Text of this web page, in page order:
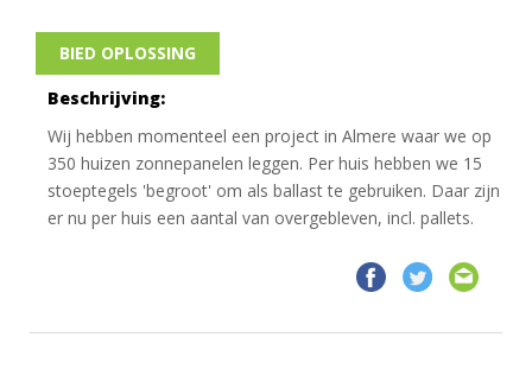
BIED OPLOSSING
Beschrijving:
Wij hebben momenteel een project in Almere waar we op
350 huizen zonnepanelen leggen. Per huis hebben we 15
stoeptegels 'begroot' om als ballast te gebruiken. Daar zijn
er nu per huis een aantal van overgebleven, incl. pallets.